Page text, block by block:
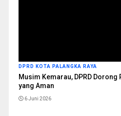
DPRD KOTA PALANGKA RAYA
Musim Kemarau, DPRD
yang Aman
6 Juni 2026